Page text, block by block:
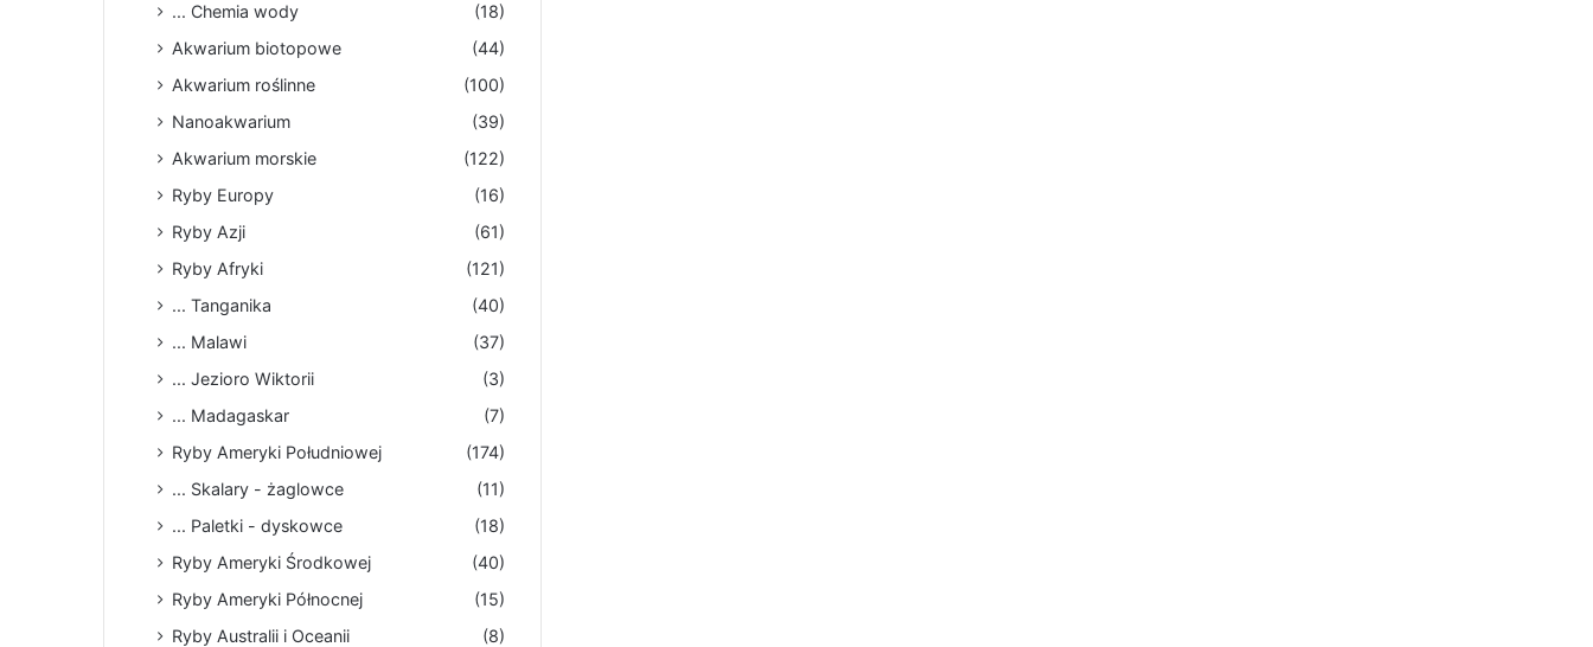
... Chemia wody
(18)
Akwarium biotopowe
(44)
Akwarium roślinne
(100)
Nanoakwarium
(39)
Akwarium morskie
(122)
Ryby Europy
(16)
Ryby Azji
(61)
Ryby Afryki
(121)
... Tanganika
(40)
... Malawi
(37)
... Jezioro Wiktorii
(3)
... Madagaskar
(7)
Ryby Ameryki Południowej
(174)
... Skalary - żaglowce
(11)
... Paletki - dyskowce
(18)
Ryby Ameryki Środkowej
(40)
Ryby Ameryki Północnej
(15)
Ryby Australii i Oceanii
(8)